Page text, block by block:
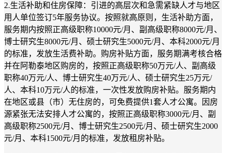
2.生活补助和住房保障：引进的高层次和急需紧缺人才与地区
用人单位签订5年服务协议。按照就高原则，生活补助方面，
服务期内按照正高级职称10000元/月、副高级职称8000元/月、
博士研究生8000元/月、硕士研究生5000元/月、本科2000元/月
的标准，发放生活费补助。购房补贴方面，服务期满考核合格
并在阿勒泰地区购房的，按照正高级职称50万元/人、副高级
职称40万元/人、博士研究生40万元/人、硕士研究生25万元/
人、本科10万元/人的标准，一次性发放购房补贴。服务期内
在地区或县（市）无住房的，可免费提供1套人才公寓。因房
源紧张无法安排人才公寓的，按照正高级职称3000元/月、副
高级职称2500元/月、博士研究生2500元/月、硕士研究生2000
元/月、本科1500元/月的标准，发放租房补贴。